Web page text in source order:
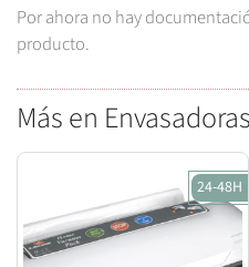
Por ahora no hay
producto.
Más en
24-48H